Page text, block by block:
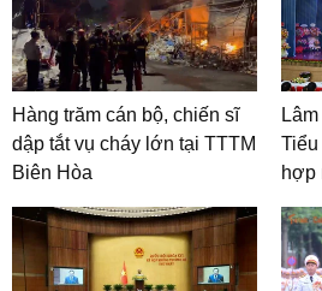
Hàng trăm cán bộ, chiến sĩ
dập tắt vụ cháy lớn tại TTTM
Biên Hòa
Tiểu
hợp